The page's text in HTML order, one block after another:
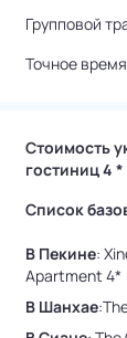
Групповой
Точное
Стоимость
гостиниц 4
Список
В Пекине:
Apartment 4*
В Шанхае